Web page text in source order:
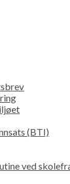
(BTI)
ved